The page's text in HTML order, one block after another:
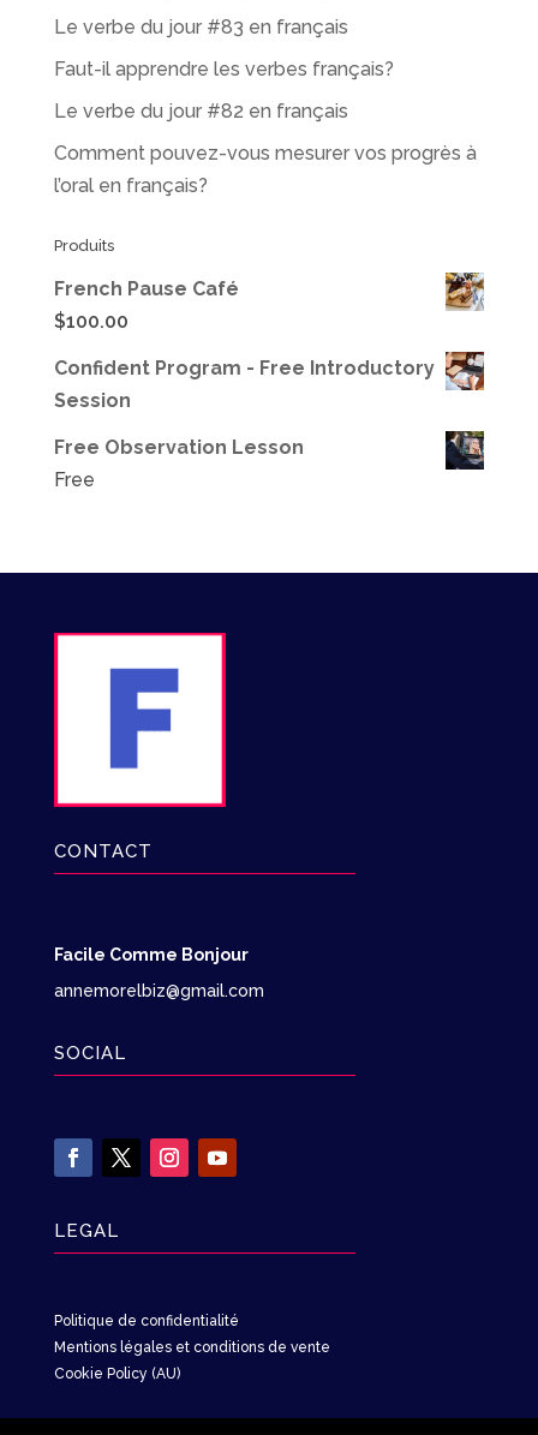
Le verbe du jour #83 en français
Faut-il apprendre les verbes français?
Le verbe du jour #82 en français
Comment pouvez-vous mesurer vos progrès à
l’oral en français?
Produits
French Pause Café
$100.00
Confident Program - Free Introductory
Session
Free Observation Lesson
Free
CONTACT
Facile Comme Bonjour
annemorelbiz@gmail.com
SOCIAL
LEGAL
Politique de confidentialité
Mentions légales et conditions de vente
Cookie Policy (AU)